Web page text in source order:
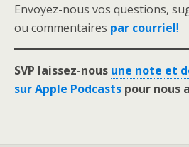
Envoyez-nous vos questions,
ou commentaires par courriel!
SVP laissez-nous une note et
sur Apple Podcasts pour nous